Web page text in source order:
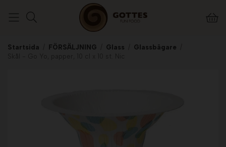
Startsida FÖRSÄLJNING Glass Glassbägare